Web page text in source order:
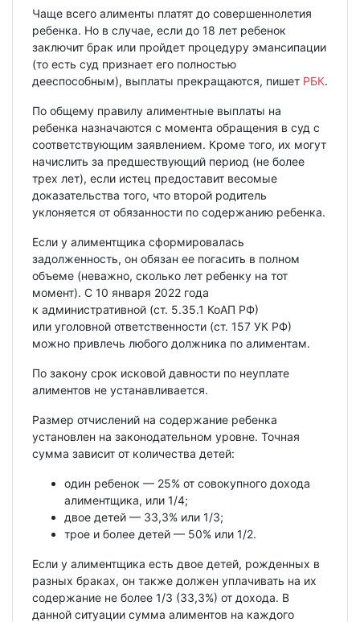
Чаще всего алименты платят до совершеннолетия
ребенка. Но в случае, если до 18 лет ребенок
заключит брак или пройдет процедуру эмансипации
(то есть суд признает его полностью
дееспособным), выплаты прекращаются, пишет РБК.
По общему правилу алиментные выплаты на
ребенка назначаются с момента обращения в суд с
соответствующим заявлением. Кроме того, их могут
начислить за предшествующий период (не более
трех лет), если истец предоставит весомые
доказательства того, что второй родитель
уклоняется от обязанности по содержанию ребенка.
Если у алиментщика сформировалась
задолженность, он обязан ее погасить в полном
объеме (неважно, сколько лет ребенку на тот
момент). С 10 января 2022 года
к административной (ст. 5.35.1 КоАП РФ)
или уголовной ответственности (ст. 157 УК РФ)
можно привлечь любого должника по алиментам.
По закону срок исковой давности по неуплате
алиментов не устанавливается.
Размер отчислений на содержание ребенка
установлен на законодательном уровне. Точная
сумма зависит от количества детей:
один ребенок — 25% от совокупного дохода
алиментщика, или 1/4;
двое детей — 33,3% или 1/3;
трое и более детей — 50% или 1/2.
Если у алиментщика есть двое детей, рожденных в
разных браках, он также должен уплачивать на их
содержание не более 1/3 (33,3%) от дохода. В
данной ситуации сумма алиментов на каждого